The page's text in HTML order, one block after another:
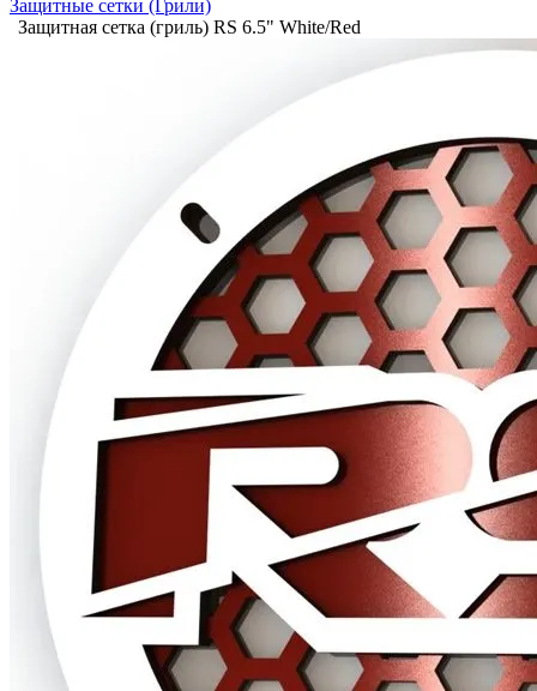
Защитные сетки (Грили)
Защитная сетка (гриль) RS 6.5" White/Red